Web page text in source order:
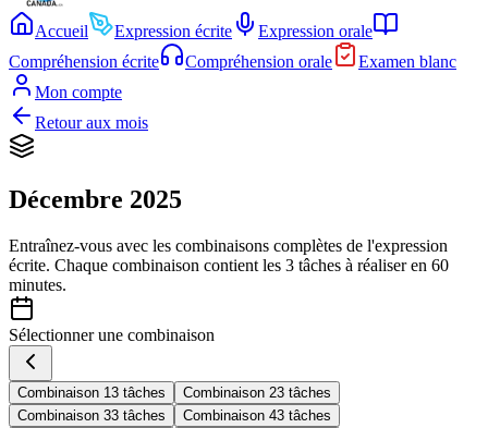
Accueil Expression écrite
Expression orale
Compréhension écrite
Compréhension orale
Examen blanc
Mon compte
Retour aux mois
Décembre 2025
Entraînez-vous avec les combinaisons complètes de l'expression
écrite. Chaque combinaison contient les 3 tâches à réaliser en 60
minutes.
Sélectionner une combinaison
Combinaison 1 3 tâches Combinaison 23 tâches
Combinaison 33 tâches Combinaison 43 tâches